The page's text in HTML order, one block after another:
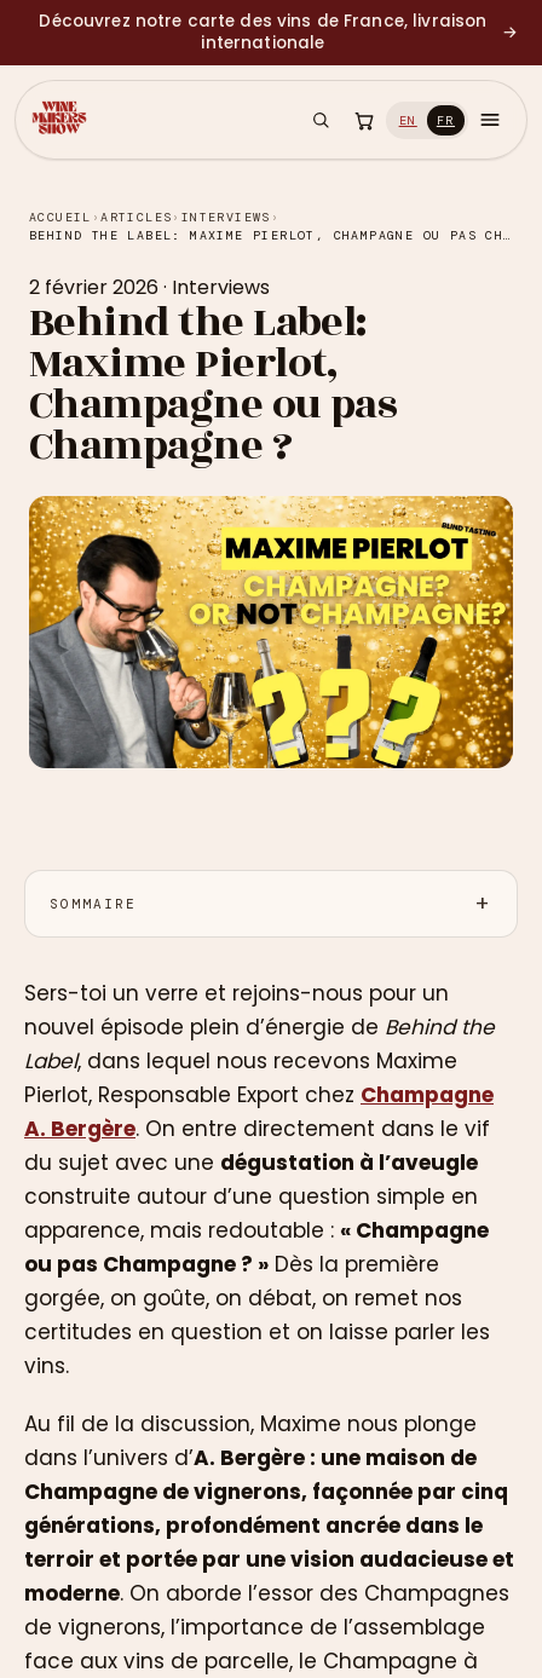
Découvrez notre carte des vins de France, livraison
internationale
→
EN FR
ACCUEIL ›ARTICLES › INTERVIEWS ›
BEHIND THE LABEL: MAXIME PIERLOT, CHAMPAGNE OU PAS CHAMPAGNE ?
2 février 2026· Interviews
Behind the Label:
Maxime Pierlot,
Champagne ou pas
Champagne ?
SOMMAIRE
Sers-toi un verre et rejoins-nous pour un
nouvel épisode plein d’énergie de Behind the
Label, dans lequel nous recevons Maxime
Pierlot, Responsable Export chez Champagne
A. Bergère. On entre directement dans le vif
du sujet avec une dégustation à l’aveugle
construite autour d’une question simple en
apparence, mais redoutable : « Champagne
ou pas Champagne ? » Dès la première
gorgée, on goûte, on débat, on remet nos
certitudes en question et on laisse parler les
vins.
Au fil de la discussion, Maxime nous plonge
dans l’univers d’A. Bergère : une maison de
Champagne de vignerons, façonnée par cinq
générations, profondément ancrée dans le
terroir et portée par une vision audacieuse et
moderne. On aborde l’essor des Champagnes
de vignerons, l’importance de l’assemblage
face aux vins de parcelle, le Champagne à